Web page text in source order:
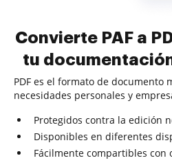
Convierte PAF a
tu
PDF es el formato de documento
necesidades personales y
Protegidos contra la edición
Disponibles en diferentes
Fácilmente compartibles con